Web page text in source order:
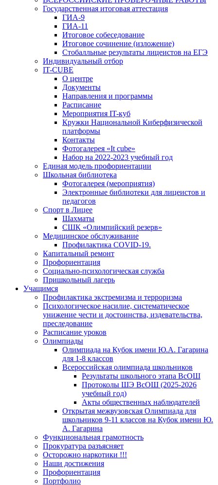
Государственная итоговая аттестация
ГИА-9
ГИА-11
Итоговое собеседование
Итоговое сочинение (изложение)
Стобалльные результаты лицеистов на ЕГЭ
Индивидуальный отбор
IT-CUBE
О центре
Документы
Направления и программы
Расписание
Мероприятия IT-куб
Кружки Национальной Киберфизической
платформы
Контакты
Фотогалерея «It cube»
Набор на 2022-2023 учебный год
Единая модель профориентации
Школьная библиотека
Фотогалерея (мероприятия)
Электронные библиотеки для лицеистов и
педагогов
Спорт в Лицее
Шахматы
СШК «Олимпийский резерв»
Медицинское обслуживание
Профилактика COVID-19.
Капитальный ремонт
Профориентация
Социально-психологическая служба
Пришкольный лагерь
Учащимся
Профилактика экстремизма и терроризма
Психологическое насилие, систематическое
унижение чести и достоинства, издевательства,
преследование
Расписание уроков
Олимпиады
Олимпиада на Кубок имени Ю.А. Гагарина
для 1-8 классов
Всероссийская олимпиада школьников
Результаты школьного этапа ВсОШ
Протоколы ШЭ ВсОШ (2025-2026
учебный год)
Акты общественных наблюдателей
Открытая межвузовская Олимпиада для
школьников 9-11 классов на Кубок имени Ю.
А. Гагарина
Функциональная грамотность
Прокуратура разъясняет
Осторожно наркотики !!!
Наши достижения
Профориентация
Портфолио